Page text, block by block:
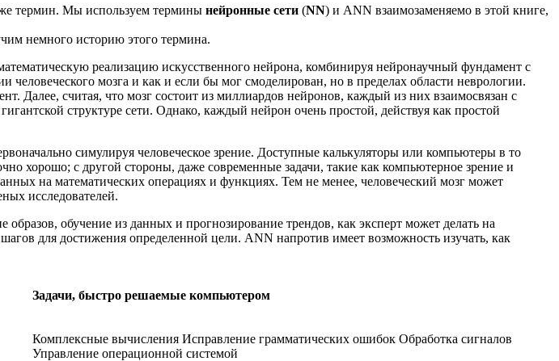
термин. Мы используем термины нейронные сети (NN) и ANN взаимозаменяемо в этой книге,
немного историю этого термина.
реализацию искусственного нейрона, комбинируя нейронаучный фундамент с
мозга и как и если бы мог смоделирован, но в пределах области неврологии.
Далее, считая, что мозг состоит из миллиардов нейронов, каждый из них взаимосвязан с
структуре сети. Однако, каждый нейрон очень простой, действуя как простой
симулируя человеческое зрение. Доступные калькуляторы или компьютеры в то
хорошо; с другой стороны, даже современные задачи, такие как компьютерное зрение и
на математических операциях и функциях. Тем не менее, человеческий мозг может
исследователей.
обучение из данных и прогнозирование трендов, как эксперт может делать на
для достижения определенной цели. ANN напротив имеет возможность изучать, как
Задачи, быстро решаемые компьютером
Комплексные вычисления Исправление грамматических ошибок Обработка сигналов
Управление операционной системой